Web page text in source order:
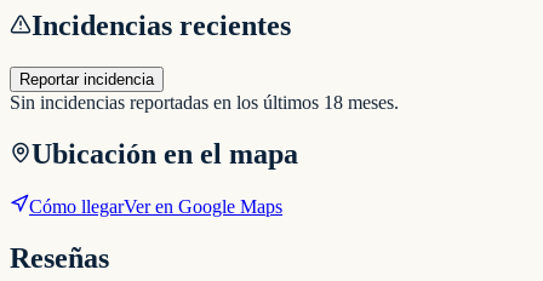
Incidencias recientes
Reportar incidencia
Sin incidencias reportadas en los últimos 18 meses.
Ubicación en el mapa
Cómo llegarVer en Google Maps
Reseñas